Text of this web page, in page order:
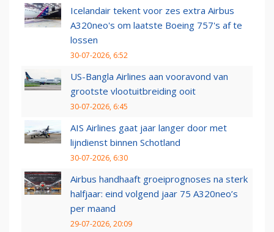
Icelandair tekent voor zes extra Airbus
A320neo's om laatste Boeing 757's af te
lossen
30-07-2026, 6:52
US-Bangla Airlines aan vooravond van
grootste vlootuitbreiding ooit
30-07-2026, 6:45
AIS Airlines gaat jaar langer door met
lijndienst binnen Schotland
30-07-2026, 6:30
Airbus handhaaft groeiprognoses na sterk
halfjaar: eind volgend jaar 75 A320neo’s
per maand
29-07-2026, 20:09